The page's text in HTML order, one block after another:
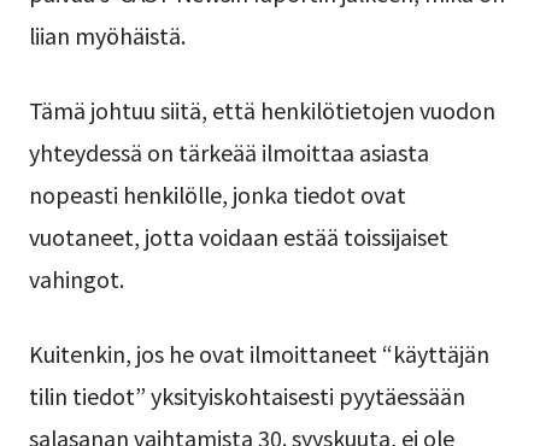
liian myöhäistä.
Tämä johtuu siitä, että henkilötietojen vuodon
yhteydessä on tärkeää ilmoittaa asiasta
nopeasti henkilölle, jonka tiedot ovat
vuotaneet, jotta voidaan estää toissijaiset
vahingot.
Kuitenkin, jos he ovat ilmoittaneet “käyttäjän
tilin tiedot” yksityiskohtaisesti pyytäessään
salasanan vaihtamista 30. syyskuuta, ei ole